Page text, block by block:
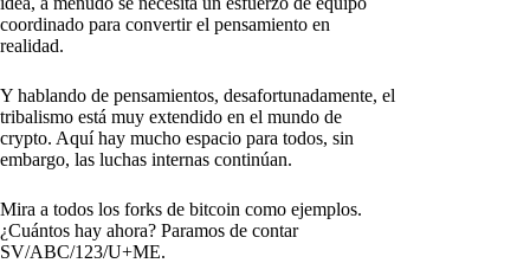
coordinado para convertir el pensamiento en
realidad.
Y hablando de pensamientos, desafortunadamente, el
tribalismo está muy extendido en el mundo de
crypto. Aquí hay mucho espacio para todos, sin
embargo, las luchas internas continúan.
Mira a todos los forks de bitcoin como ejemplos.
¿Cuántos hay ahora? Paramos de contar
SV/ABC/123/U+ME.